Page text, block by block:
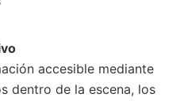
accesible mediante
dentro de la escena, los